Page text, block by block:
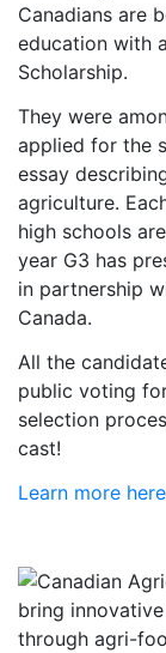
Canadians are
education with
Scholarship.
They were
applied for the
essay
agriculture.
high schools
year G3 has
in partnership
Canada.
All the
public voting
selection
cast!
Learn more